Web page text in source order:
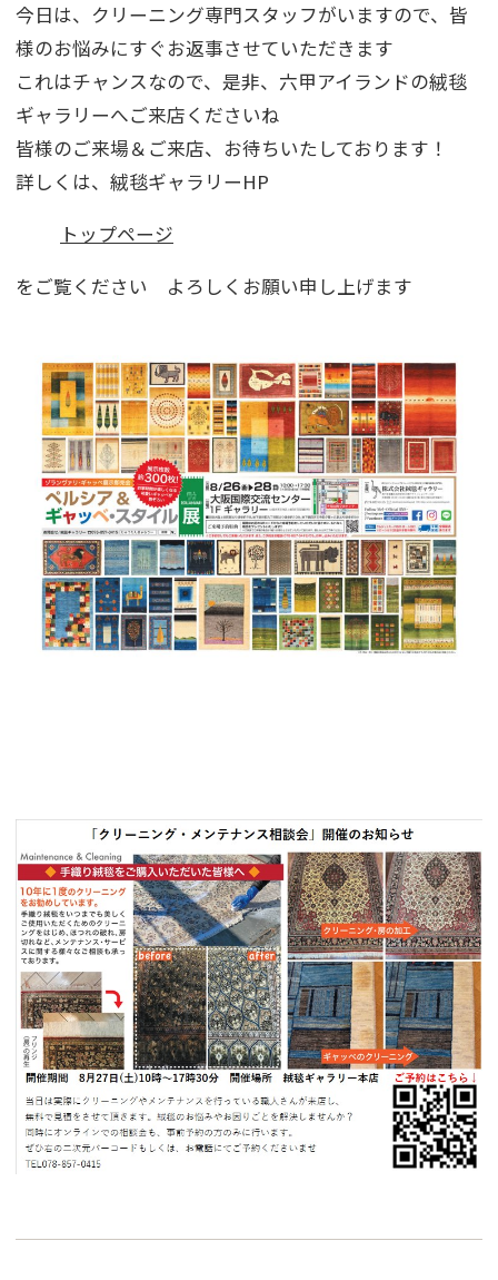
今日は、クリーニング専門スタッフがいますので、皆
様のお悩みにすぐお返事させていただきます
これはチャンスなので、是非、六甲アイランドの絨毯
ギャラリーへご来店くださいね
皆様のご来場＆ご来店、お待ちいたしております！
詳しくは、絨毯ギャラリーHP
トップページ
をご覧ください よろしくお願い申し上げます